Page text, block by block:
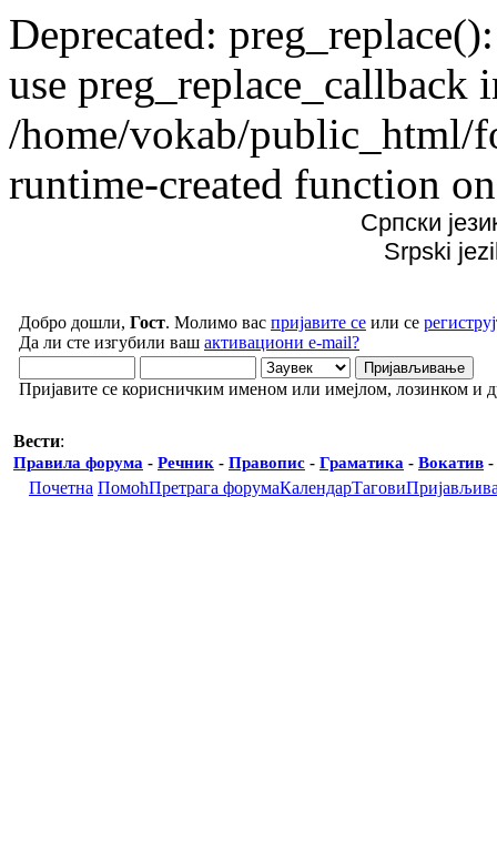
Deprecated:
use preg_replace_callback
/home/vokab/public_html/
runtime-created function
Српски
Srpski
Добро дошли, Гост. Молимо вас пријавите се или се
Да ли сте изгубили ваш активациони e-mail?
Пријавите се корисничким именом или имејлом, лозинком и
Вести:
Правила форума - Речник - Правопис - Граматика - Вокатив -
Почетна ПомоћПретрага форумаКалендарТагови